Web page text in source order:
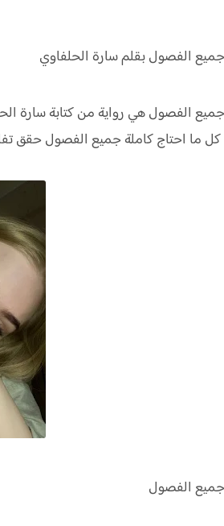
الفصول بقلم سارة الحلفاوي
الفصول هي رواية من كتابة سارة
ما احتاج كاملة جميع الفصول حقق
الفصول